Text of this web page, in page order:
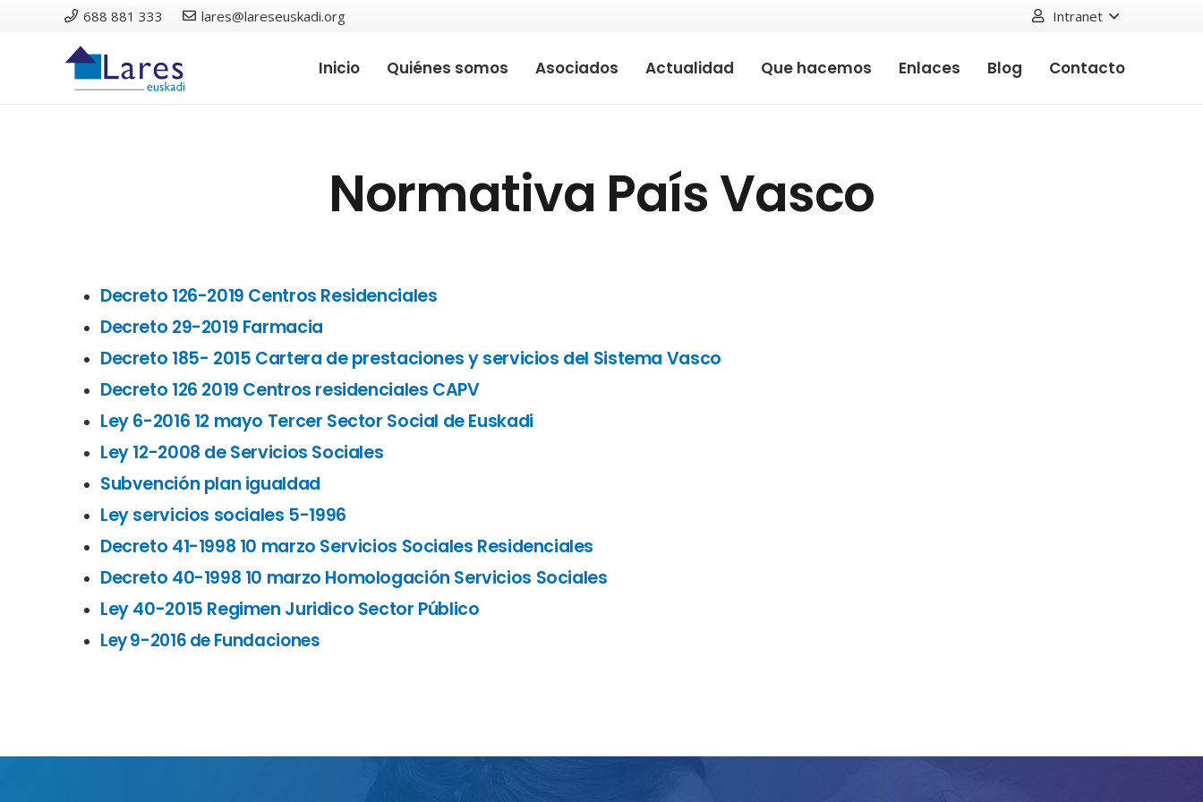
688 881 333 lares@lareseuskadi.org Intranet
Inicio Quiénes somos Asociados Actualidad Que hacemos Enlaces Blog Contacto
Normativa País Vasco
Decreto 126-2019 Centros Residenciales
Decreto 29-2019 Farmacia
Decreto 185- 2015 Cartera de prestaciones y servicios del Sistema Vasco
Decreto 126 2019 Centros residenciales CAPV
Ley 6-2016 12 mayo Tercer Sector Social de Euskadi
Ley 12-2008 de Servicios Sociales
Subvención plan igualdad
Ley servicios sociales 5-1996
Decreto 41-1998 10 marzo Servicios Sociales Residenciales
Decreto 40-1998 10 marzo Homologación Servicios Sociales
Ley 40-2015 Regimen Juridico Sector Público
Ley 9-2016 de Fundaciones